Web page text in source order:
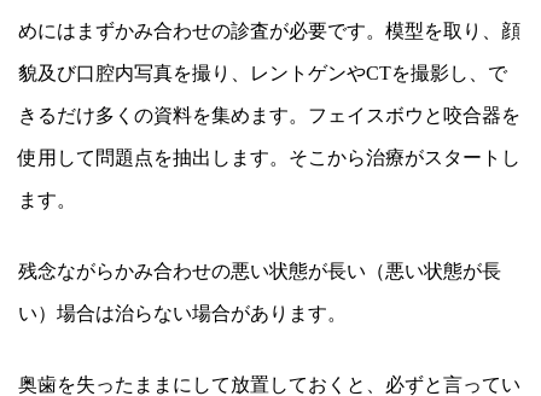
めにはまずかみ合わせの診査が必要です。模型を取り、顔
貌及び口腔内写真を撮り、レントゲンやCTを撮影し、で
きるだけ多くの資料を集めます。フェイスボウと咬合器を
使用して問題点を抽出します。そこから治療がスタートし
ます。
残念ながらかみ合わせの悪い状態が長い（悪い状態が長
い）場合は治らない場合があります。
奥歯を失ったままにして放置しておくと、必ずと言ってい